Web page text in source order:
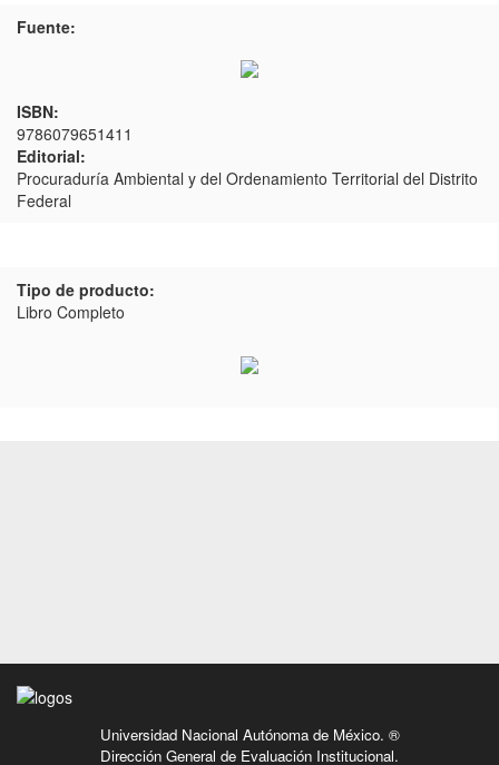
Fuente:
ISBN:
9786079651411
Editorial:
Procuraduría Ambiental y del Ordenamiento Territorial del Distrito
Federal
Tipo de producto:
Libro Completo
Universidad Nacional Autónoma de México. ®
Dirección General de Evaluación Institucional.